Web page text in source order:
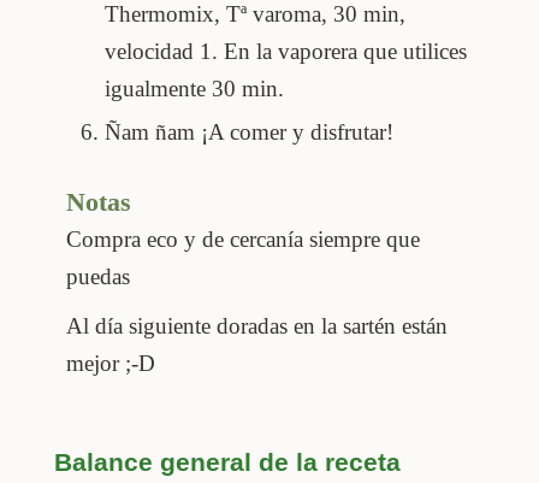
Thermomix, Tª varoma, 30 min,
velocidad 1. En la vaporera que utilices
igualmente 30 min.
Ñam ñam ¡A comer y disfrutar!
Notas
Compra eco y de cercanía siempre que
puedas
Al día siguiente doradas en la sartén están
mejor ;-D
Balance general de la receta